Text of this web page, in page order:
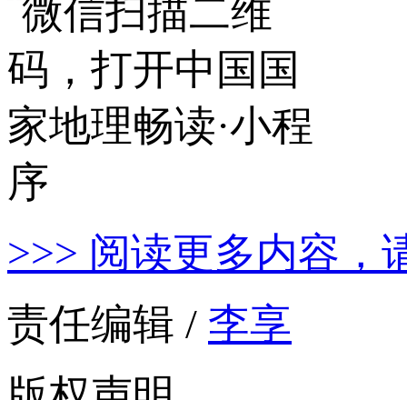
>>> 阅读更多内容，
责任编辑 / 李享